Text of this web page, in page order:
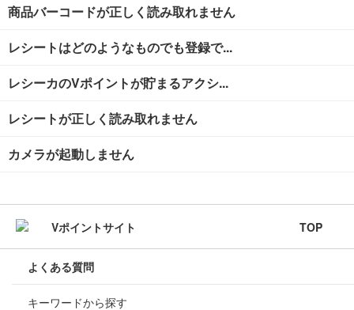
商品バーコードが正しく読み取れません
レシートはどのようなものでも登録で...
レシーカのVポイントが貯まるアクシ...
レシートが正しく読み取れません
カメラが起動しません
TOP
よくある質問
キーワードから探す